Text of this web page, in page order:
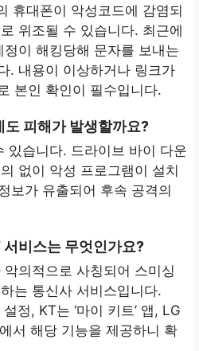
휴대폰이 악성코드에 감염되
위조될 수 있습니다. 최근에
이 해킹당해 문자를 보내는
. 내용이 이상하거나 링크가
본인 확인이 필수입니다.
도 피해가 발생할까요?
있습니다. 드라이브 바이 다운
없이 악성 프로그램이 설치
보가 유출되어 후속 공격의
서비스는 무엇인가요?
의적으로 사칭되어 스미싱
는 통신사 서비스입니다.
정, KT는 ‘마이 키트’ 앱, LG
서 해당 기능을 제공하니 확